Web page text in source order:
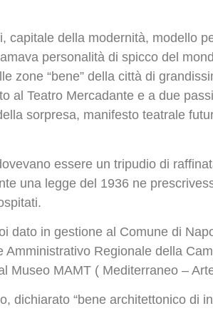
capitale della modernità, modello
personalità di spicco del
zone “bene” della città di
al Teatro Mercadante e a due
sorpresa, manifesto teatrale
essere un tripudio di
una legge del 1936 ne
dato in gestione al Comune di
Regionale della
Museo MAMT ( Mediterraneo –
dichiarato “bene architettonico di